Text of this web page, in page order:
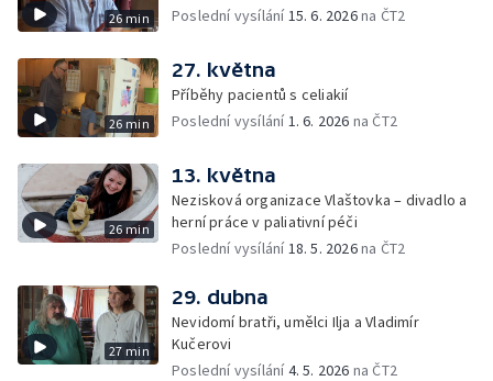
26 min
Poslední vysílání15. 6. 2026na ČT2
26 min
27. května
Příběhy pacientů s celiakií
Poslední vysílání1. 6. 2026 na ČT2
26 min
13. května
Nezisková organizace Vlaštovka – divadlo a
herní práce v paliativní péči
Poslední vysílání18. 5. 2026na ČT2
27 min
29. dubna
Nevidomí bratři, umělci Ilja a Vladimír
Kučerovi
Poslední vysílání4. 5. 2026 na ČT2